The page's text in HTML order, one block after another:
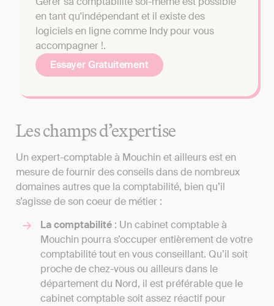
en tant qu'indépendant et il existe des
logiciels en ligne comme Indy pour vous
accompagner !.
Essayer Gratuitement
Les champs d’expertise
Un expert-comptable à Mouchin et ailleurs est en
mesure de fournir des conseils dans de nombreux
domaines autres que la comptabilité, bien qu’il
s’agisse de son coeur de métier :
La comptabilité : Un cabinet comptable à
Mouchin pourra s’occuper entièrement de votre
comptabilité tout en vous conseillant. Qu’il soit
proche de chez-vous ou ailleurs dans le
département du Nord, il est préférable que le
cabinet comptable soit assez réactif pour